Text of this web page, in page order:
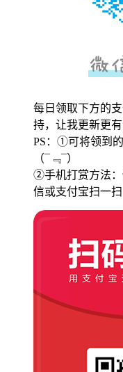
每日领取下方的
持，让我更新更
PS：①可将领到
（¯﹃¯）
②手机打赏方法：
信或支付宝扫一扫